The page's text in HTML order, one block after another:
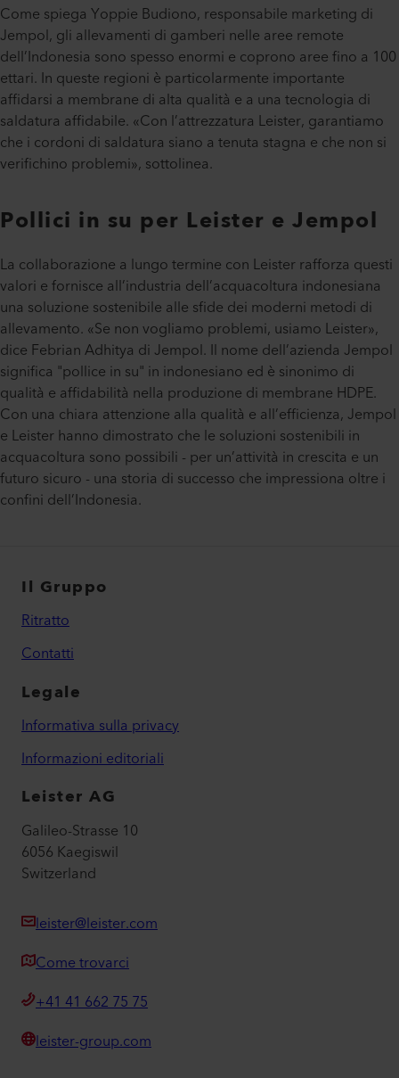
Come spiega Yoppie Budiono, responsabile marketing di
Jempol, gli allevamenti di gamberi nelle aree remote
dell’Indonesia sono spesso enormi e coprono aree fino a 100
ettari. In queste regioni è particolarmente importante
affidarsi a membrane di alta qualità e a una tecnologia di
saldatura affidabile. «Con l’attrezzatura Leister, garantiamo
che i cordoni di saldatura siano a tenuta stagna e che non si
verifichino problemi», sottolinea.
Pollici in su per Leister e Jempol
La collaborazione a lungo termine con Leister rafforza questi
valori e fornisce all’industria dell’acquacoltura indonesiana
una soluzione sostenibile alle sfide dei moderni metodi di
allevamento. «Se non vogliamo problemi, usiamo Leister»,
dice Febrian Adhitya di Jempol. Il nome dell’azienda Jempol
significa "pollice in su" in indonesiano ed è sinonimo di
qualità e affidabilità nella produzione di membrane HDPE.
Con una chiara attenzione alla qualità e all’efficienza, Jempol
e Leister hanno dimostrato che le soluzioni sostenibili in
acquacoltura sono possibili - per un’attività in crescita e un
futuro sicuro - una storia di successo che impressiona oltre i
confini dell’Indonesia.
Il Gruppo
Ritratto
Contatti
Legale
Informativa sulla privacy
Informazioni editoriali
Leister AG
Galileo-Strasse 10
6056 Kaegiswil
Switzerland
leister@leister.com
Come trovarci
+41 41 662 75 75
leister-group.com